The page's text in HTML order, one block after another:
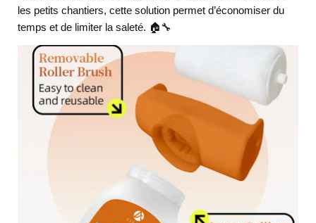
les petits chantiers, cette solution permet d’économiser du
temps et de limiter la saleté. 🏠🔧